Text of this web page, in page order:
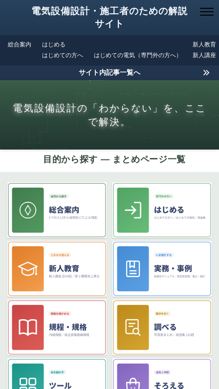
電気設備設計・施工者のための解説
サイト
総合案内
はじめる
はじめての方へ
はじめての電気（専門外の方へ）
新人教育
新人講座
サイト内記事一覧へ
電気設備設計の「わからない」を、ここ
で解決。